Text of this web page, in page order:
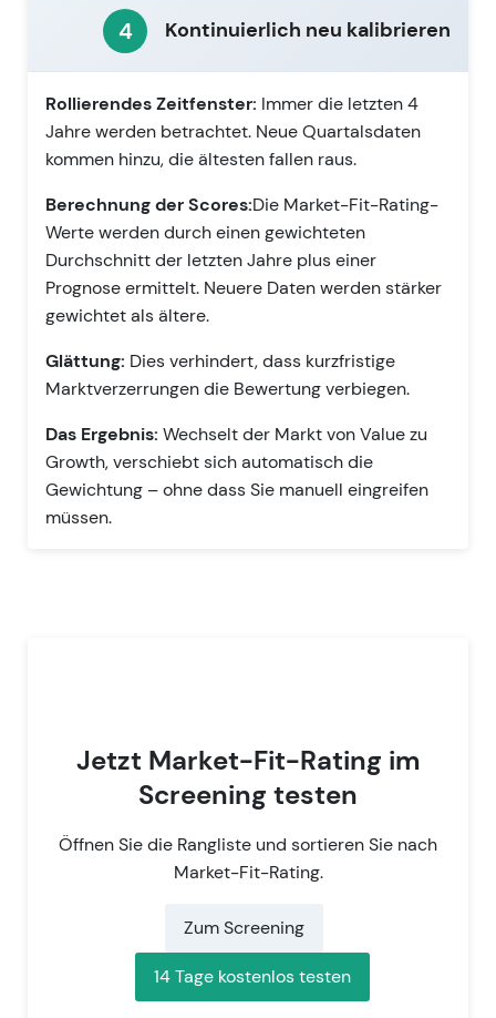
4 Kontinuierlich neu kalibrieren
Rollierendes Zeitfenster: Immer die letzten 4
Jahre werden betrachtet. Neue Quartalsdaten
kommen hinzu, die ältesten fallen raus.
Berechnung der Scores:Die Market-Fit-Rating-
Werte werden durch einen gewichteten
Durchschnitt der letzten Jahre plus einer
Prognose ermittelt. Neuere Daten werden stärker
gewichtet als ältere.
Glättung: Dies verhindert, dass kurzfristige
Marktverzerrungen die Bewertung verbiegen.
Das Ergebnis: Wechselt der Markt von Value zu
Growth, verschiebt sich automatisch die
Gewichtung – ohne dass Sie manuell eingreifen
müssen.
Jetzt Market-Fit-Rating im
Screening testen
Öffnen Sie die Rangliste und sortieren Sie nach
Market-Fit-Rating.
Zum Screening
14 Tage kostenlos testen